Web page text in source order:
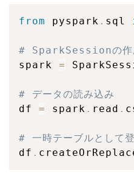
from pyspark . sql
# SparkSessionの作
spark =
# データの読み込み
df = spark . read .
# 一時テーブルとして
df .